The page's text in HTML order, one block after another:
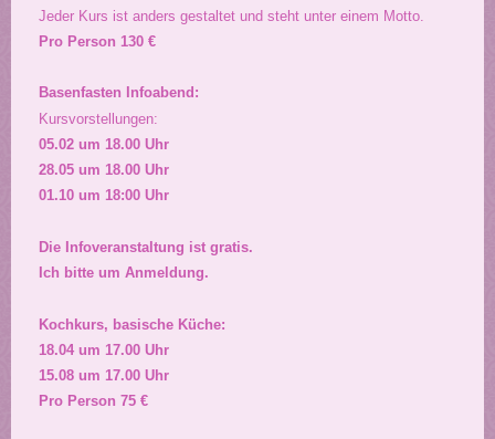
Jeder Kurs ist anders gestaltet und steht unter einem Motto.
Pro Person 130 €
Basenfasten Infoabend:
Kursvorstellungen:
05.02 um 18.00 Uhr
28.05 um 18.00 Uhr
01.10 um 18:00 Uhr
Die Infoveranstaltung ist gratis.
Ich bitte um Anmeldung.
Kochkurs, basische Küche:
18.04 um 17.00 Uhr
15.08 um 17.00 Uhr
Pro Person 75 €